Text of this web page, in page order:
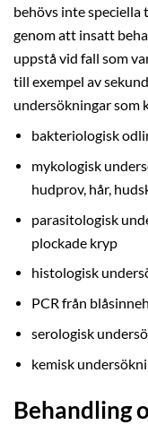
behövs inte speciella
genom att insatt
uppstå vid fall som
till exempel av
undersökningar som
bakteriologisk
mykologisk
hudprov, hår,
parasitologisk
plockade kryp
histologisk
PCR från
serologisk
kemisk
Behandling